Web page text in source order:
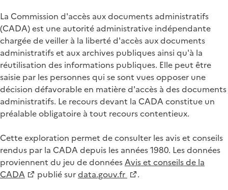
La Commission d'accès aux documents administratifs
(CADA) est une autorité administrative indépendante
chargée de veiller à la liberté d'accès aux documents
administratifs et aux archives publiques ainsi qu'à la
réutilisation des informations publiques. Elle peut être
saisie par les personnes qui se sont vues opposer une
décision défavorable en matière d'accès à des documents
administratifs. Le recours devant la CADA constitue un
préalable obligatoire à tout recours contentieux.
Cette exploration permet de consulter les avis et conseils
rendus par la CADA depuis les années 1980. Les données
proviennent du jeu de donnéesAvis et conseils de la
CADA
publié surdata.gouv.fr .